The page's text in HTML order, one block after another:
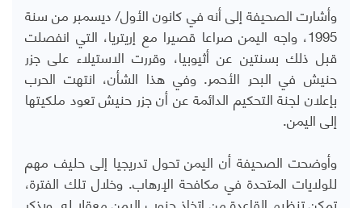
وأشارت الصحيفة إلى أنه في كانون الأول/ ديسمبر من سنة
1995، واجه اليمن صراعا قصيرا مع إريتريا، التي انفصلت
قبل ذلك بسنتين عن أثيوبيا، وقررت الاستيلاء على جزر
حنيش في البحر الأحمر. وفي هذا الشأن، انتهت الحرب
بإعلان لجنة التحكيم الدائمة عن أن جزر حنيش تعود ملكيتها
إلى اليمن.
وأوضحت الصحيفة أن اليمن تحول تدريجيا إلى حليف مهم
للولايات المتحدة في مكافحة الإرهاب. وخلال تلك الفترة،
تمكن تنظيم القاعدة من اتخاذ جنوب اليمن معقلا له. ويذكر